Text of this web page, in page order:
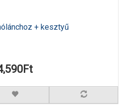
+ kesztyű